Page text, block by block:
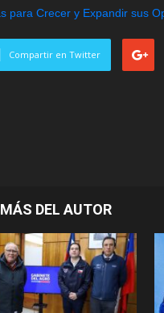
Compartir en Twitter
MÁS DEL AUTOR